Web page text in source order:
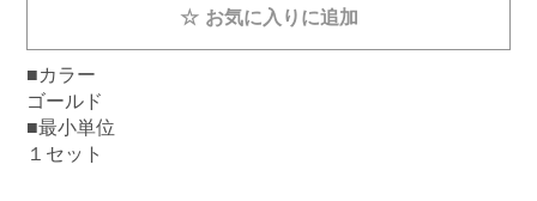
☆ お気に入りに追加
■カラー
ゴールド
■最小単位
１セット